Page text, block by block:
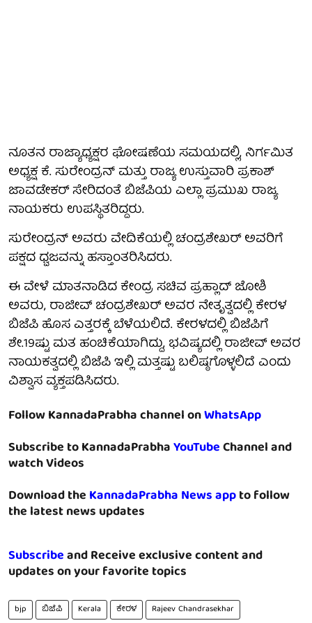
ನೂತನ ರಾಜ್ಯಾಧ್ಯಕ್ಷರ ಘೋಷಣೆಯ ಸಮಯದಲ್ಲಿ, ನಿರ್ಗಮಿತ
ಅಧ್ಯಕ್ಷ ಕೆ. ಸುರೇಂದ್ರನ್ ಮತ್ತು ರಾಜ್ಯ ಉಸ್ತುವಾರಿ ಪ್ರಕಾಶ್
ಜಾವಡೇಕರ್ ಸೇರಿದಂತೆ ಬಿಜೆಪಿಯ ಎಲ್ಲಾ ಪ್ರಮುಖ ರಾಜ್ಯ
ನಾಯಕರು ಉಪಸ್ಥಿತರಿದ್ದರು.
ಸುರೇಂದ್ರನ್ ಅವರು ವೇದಿಕೆಯಲ್ಲಿ ಚಂದ್ರಶೇಖರ್ ಅವರಿಗೆ
ಪಕ್ಷದ ಧ್ವಜವನ್ನು ಹಸ್ತಾಂತರಿಸಿದರು.
ಈ ವೇಳೆ ಮಾತನಾಡಿದ ಕೇಂದ್ರ ಸಚಿವ ಪ್ರಹ್ಲಾದ್ ಜೋಶಿ
ಅವರು, ರಾಜೀವ್ ಚಂದ್ರಶೇಖರ್‌ ಅವರ ನೇತೃತ್ವದಲ್ಲಿ ಕೇರಳ
ಬಿಜೆಪಿ ಹೊಸ ಎತ್ತರಕ್ಕೆ ಬೆಳೆಯಲಿದೆ. ಕೇರಳದಲ್ಲಿ ಬಿಜೆಪಿಗೆ
ಶೇ.19ಷ್ಟು ಮತ ಹಂಚಿಕೆಯಾಗಿದ್ದು, ಭವಿಷ್ಯದಲ್ಲಿ ರಾಜೀವ್‌ ಅವರ
ನಾಯಕತ್ವದಲ್ಲಿ ಬಿಜೆಪಿ ಇಲ್ಲಿ ಮತ್ತಷ್ಟು ಬಲಿಷ್ಠಗೊಳ್ಳಲಿದೆ ಎಂದು
ವಿಶ್ವಾಸ ವ್ಯಕ್ತಪಡಿಸಿದರು.
Follow KannadaPrabha channel onWhatsApp
Subscribe to KannadaPrabhaYouTubeChannel and
watch Videos
Download theKannadaPrabha News appto follow
the latest news updates
Subscribeand Receive exclusive content and
updates on your favorite topics
bjp ಬಿಜೆಪಿ Kerala ಕೇರಳ Rajeev Chandrasekhar